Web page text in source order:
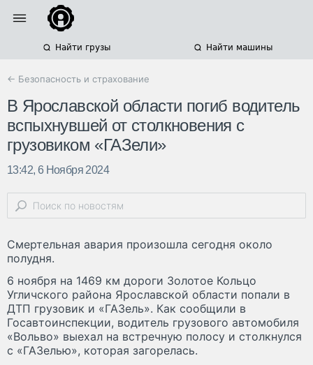
Найти грузы Найти машины
← Безопасность и страхование
В Ярославской области погиб водитель
вспыхнувшей от столкновения с
грузовиком «ГАЗели»
13:42, 6 Ноября 2024
Смертельная авария произошла сегодня около
полудня.
6 ноября на 1469 км дороги Золотое Кольцо
Угличского района Ярославской области попали в
ДТП грузовик и «ГАЗель». Как сообщили в
Госавтоинспекции, водитель грузового автомобиля
«Вольво» выехал на встречную полосу и столкнулся
с «ГАЗелью», которая загорелась.